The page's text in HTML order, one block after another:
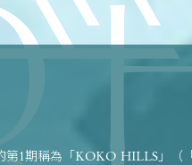
1期稱為「KOKO HILLS」（